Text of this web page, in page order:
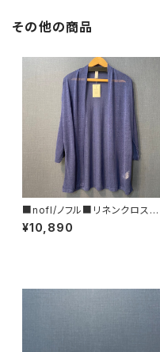
その他の商品
■nofl/ノフル■リネンクロス・
ショートカーディガン■ブルー
¥10,890